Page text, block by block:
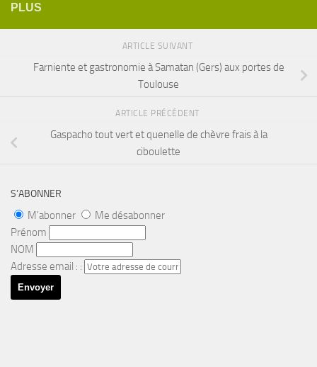
PLUS
ARTICLE SUIVANT
Farniente et gastronomie à Samatan (Gers) aux portes de
Toulouse
ARTICLE PRÉCÉDENT
Gaspacho tout vert et quenelle de chèvre frais à la
ciboulette
S’ABONNER
M'abonner
Me désabonner
Prénom
NOM
Adresse email : :